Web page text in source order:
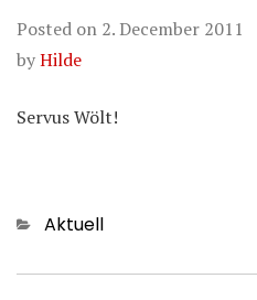
Posted on 2. December 2011
byHilde
Servus Wölt!
Categories
Aktuell